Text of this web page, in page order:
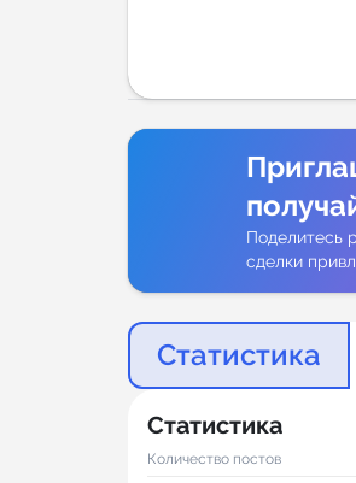
Поделитесь
сделки
Статистика
Статистика
Количество постов